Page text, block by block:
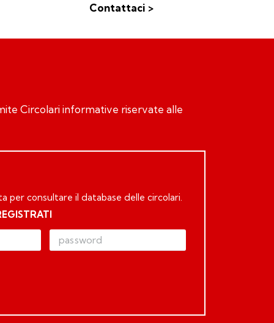
Contattaci >
Circolari informative riservate alle
per consultare il database delle circolari.